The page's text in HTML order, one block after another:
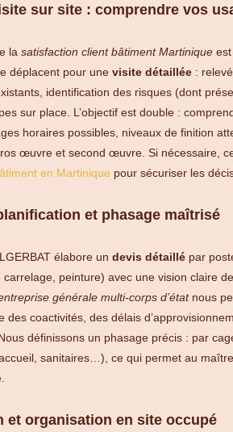
sur site : comprendre vos
la satisfaction client bâtiment Martinique
déplacent pour une visite détaillée :
identification des risques (dont
sur place. L’objectif est double :
horaires possibles, niveaux de finition
œuvre et second œuvre. Si nécessaire,
en Martinique pour sécuriser les
et phasage maîtrisé
élabore un devis détaillé par
peinture) avec une vision claire
générale multi-corps d’étatnous
des coactivités, des délais
définissons un phasage précis : par
sanitaires…), ce qui permet au maître
et organisation en site occupé